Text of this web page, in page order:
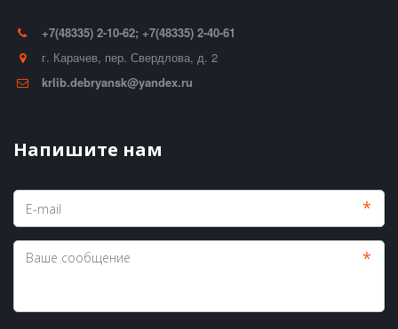
+7(48335) 2-10-62; +7(48335) 2-40-61
г. Карачев, пер. Свердлова, д. 2
krlib.debryansk@yandex.ru
Напишите нам
*
*